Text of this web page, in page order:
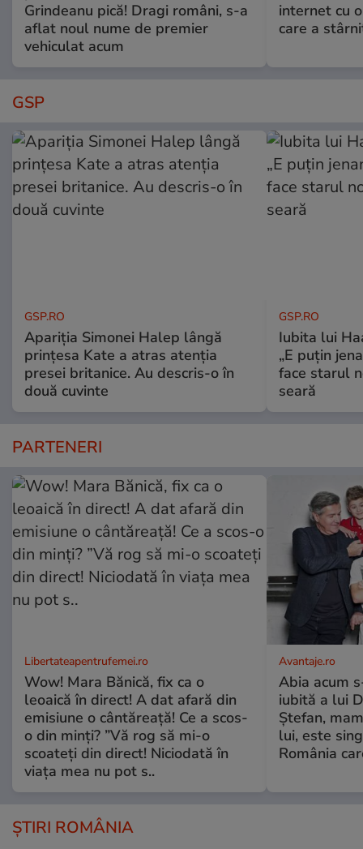
Grindeanu pică! Dragi români, s-a
aflat noul nume de premier
vehiculat acum
internet cu
care a
GSP
GSP.RO
Apariția Simonei Halep lângă
prințesa Kate a atras atenția
presei britanice. Au descris-o în
două cuvinte
GSP.RO
Iubita lui
„E puțin
face starul
seară
PARTENERI
Libertateapentrufemei.ro
Wow! Mara Bănică, fix ca o
leoaică în direct! A dat afară din
emisiune o cântăreață! Ce a scos-
o din minți? ”Vă rog să mi-o
scoateți din direct! Niciodată în
viața mea nu pot s..
Avantaje.ro
Abia acum
iubită a lui
Ștefan,
lui, este
România
ȘTIRI ROMÂNIA